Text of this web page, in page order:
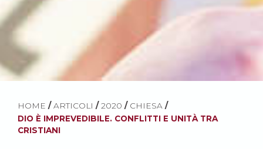
HOME / ARTICOLI / 2020 / CHIESA /
DIO È IMPREVEDIBILE. CONFLITTI E UNITÀ TRA
CRISTIANI